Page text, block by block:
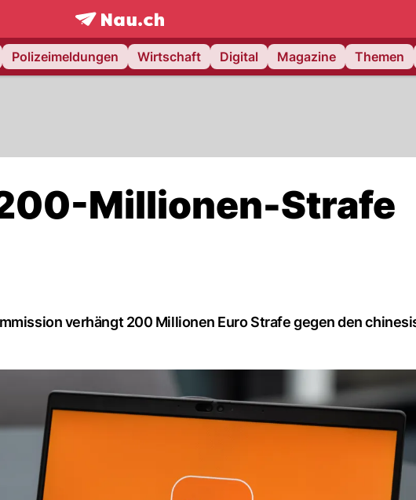
frontpage.NAU.ch
Polizeimeldungen Wirtschaft Digital Magazine Themen
Millionen-Strafe
verhängt 200 Millionen Euro Strafe gegen den